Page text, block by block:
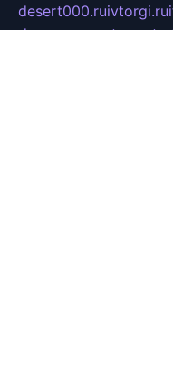
desert000.ruivtorgi.ru
dcv.org.ru